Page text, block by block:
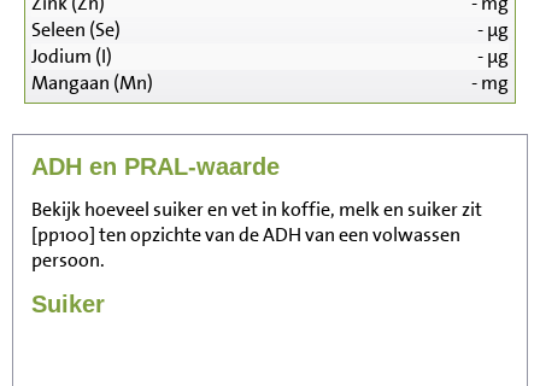
Seleen (Se)
-µg
Jodium (I)
-µg
Mangaan (Mn)
-mg
ADH en PRAL-waarde
Bekijk hoeveel suiker en vet in koffie, melk en suiker zit
[pp100] ten opzichte van de ADH van een volwassen
persoon.
Suiker